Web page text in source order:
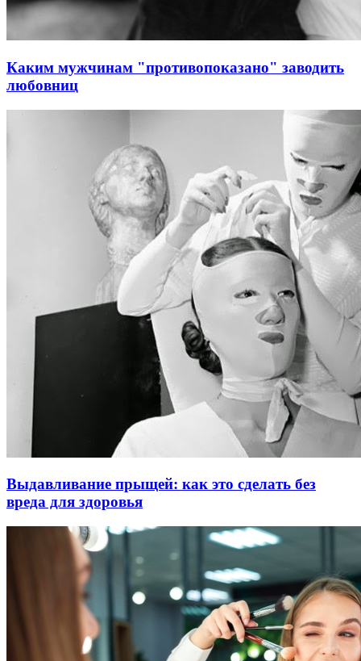
Каким мужчинам "противопоказано" заводить
любовниц
Выдавливание прыщей: как это сделать без
вреда для здоровья